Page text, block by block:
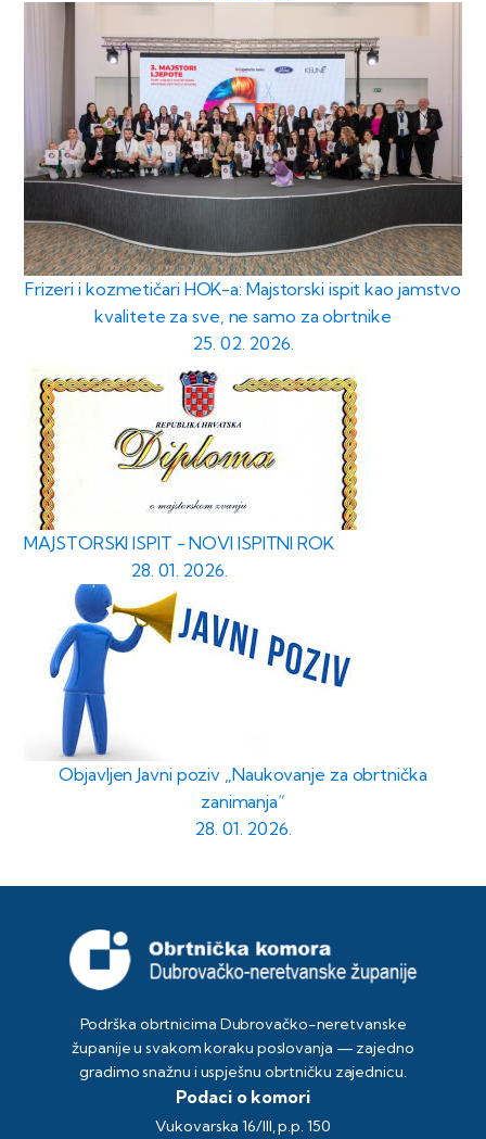
Frizeri i kozmetičari HOK-a: Majstorski ispit kao jamstvo
kvalitete za sve, ne samo za obrtnike
25. 02. 2026.
MAJSTORSKI ISPIT - NOVI ISPITNI ROK
28. 01. 2026.
Objavljen Javni poziv „Naukovanje za obrtnička
zanimanja“
28. 01. 2026.
Podrška obrtnicima Dubrovačko-neretvanske
županije u svakom koraku poslovanja — zajedno
gradimo snažnu i uspješnu obrtničku zajednicu.
Podaci o komori
Vukovarska 16/III, p.p. 150